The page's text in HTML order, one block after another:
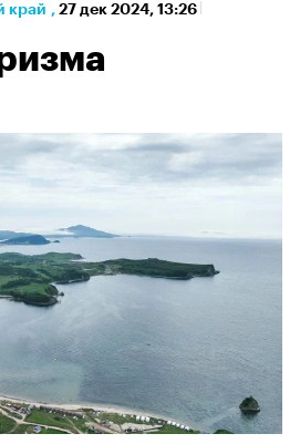
край , 27 дек 2024, 13:26